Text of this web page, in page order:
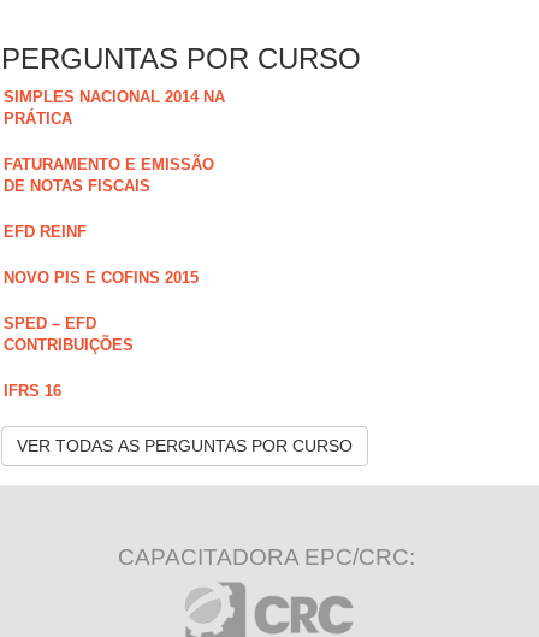
PERGUNTAS POR CURSO
SIMPLES NACIONAL 2014 NA
PRÁTICA
FATURAMENTO E EMISSÃO
DE NOTAS FISCAIS
EFD REINF
NOVO PIS E COFINS 2015
SPED – EFD
CONTRIBUIÇÕES
IFRS 16
VER TODAS AS PERGUNTAS POR CURSO
CAPACITADORA EPC/CRC: